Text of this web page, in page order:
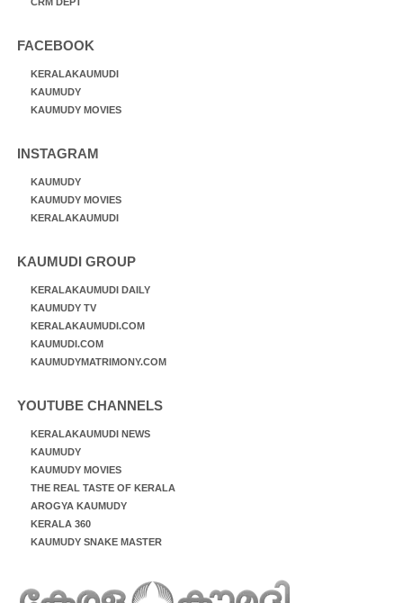
FACEBOOK
KERALAKAUMUDI
KAUMUDY
KAUMUDY MOVIES
INSTAGRAM
KAUMUDY
KAUMUDY MOVIES
KERALAKAUMUDI
KAUMUDI GROUP
KERALAKAUMUDI DAILY
KAUMUDY TV
KERALAKAUMUDI.COM
KAUMUDI.COM
KAUMUDYMATRIMONY.COM
YOUTUBE CHANNELS
KERALAKAUMUDI NEWS
KAUMUDY
KAUMUDY MOVIES
THE REAL TASTE OF KERALA
AROGYA KAUMUDY
KERALA 360
KAUMUDY SNAKE MASTER